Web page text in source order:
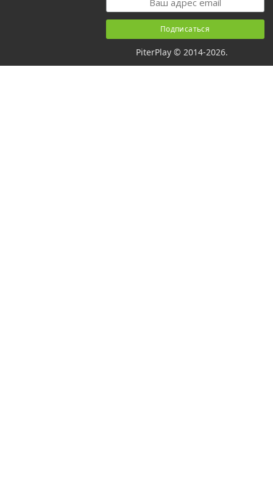
PiterPlay © 2014-2026.